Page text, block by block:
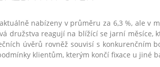
nabízeny v průměru za 6,3 %, ale v
družstva reagují na blížící se jarní měsíce,
úvěrů rovněž souvisí s konkurenčním
klientům, kterým končí fixace u jiné